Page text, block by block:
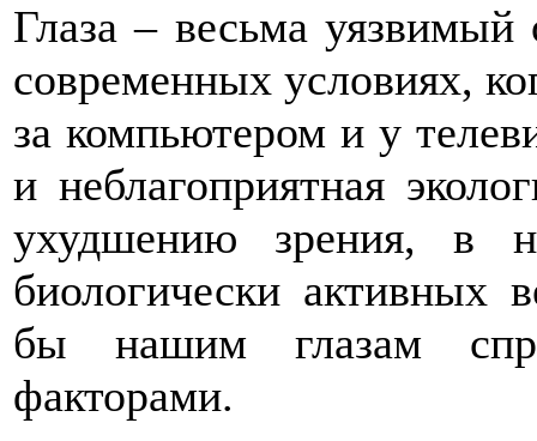
Глаза – весьма
современных условиях,
за компьютером и у
и неблагоприятная
ухудшению зрения, в
биологически активных
бы нашим глазам
факторами.